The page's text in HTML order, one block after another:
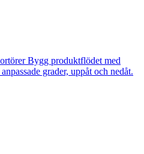
Bygg produktflödet med
grader, uppåt och nedåt.